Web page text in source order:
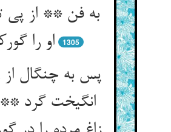
به فن ** از پی
او را
1305
پس به چنگال از
انگیخت گرد **